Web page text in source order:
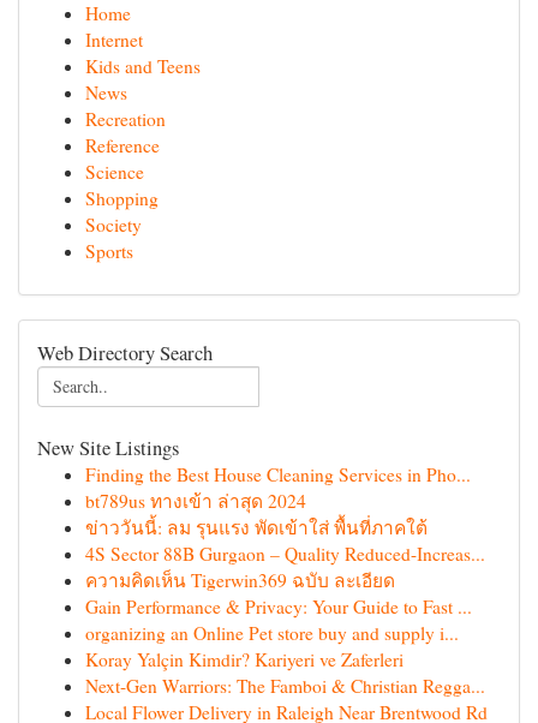
Home
Internet
Kids and Teens
News
Recreation
Reference
Science
Shopping
Society
Sports
Web Directory Search
New Site Listings
Finding the Best House Cleaning Services in Pho...
bt789us ทางเข้า ล่าสุด 2024
ข่าววันนี้: ลม รุนแรง พัดเข้าใส่ พื้นที่ภาคใต้
4S Sector 88B Gurgaon – Quality Reduced-Increas...
ความคิดเห็น Tigerwin369 ฉบับ ละเอียด
Gain Performance & Privacy: Your Guide to Fast ...
organizing an Online Pet store buy and supply i...
Koray Yalçin Kimdir? Kariyeri ve Zaferleri
Next-Gen Warriors: The Famboi & Christian Regga...
Local Flower Delivery in Raleigh Near Brentwood Rd